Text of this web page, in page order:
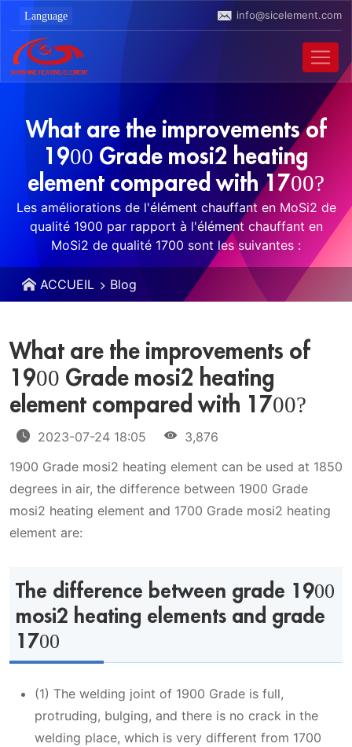
info@sicelement.com
What are the improvements of
1900 Grade mosi2 heating
element compared with 1700?
Les améliorations de l'élément chauffant en MoSi2 de
qualité 1900 par rapport à l'élément chauffant en
MoSi2 de qualité 1700 sont les suivantes :
ACCUEIL Blog
What are the improvements of
1900 Grade mosi2 heating
element compared with 1700?
2023-07-24 18:05
3,876
1900 Grade mosi2 heating element can be used at 1850
degrees in air, the difference between 1900 Grade
mosi2 heating element and 1700 Grade mosi2 heating
element are:
The difference between grade 1900
mosi2 heating elements and grade
1700
(1) The welding joint of 1900 Grade is full,
protruding, bulging, and there is no crack in the
welding place, which is very different from 1700